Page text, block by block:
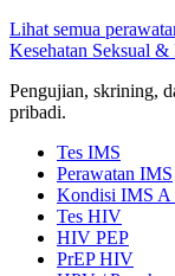
Lihat semua
Kesehatan Seksual
Pengujian, skrining,
pribadi.
Tes IMS
Perawatan IMS
Kondisi IMS A
Tes HIV
HIV PEP
PrEP HIV